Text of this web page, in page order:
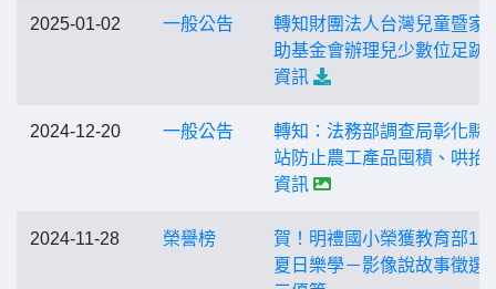
2025-01-02 一般公告
轉知財團法人台灣兒童暨家
助基金會辦理兒少數位足跡
資訊
2024-12-20 一般公告
轉知：法務部調查局彰化縣
站防止農工產品囤積、哄抬
資訊
2024-11-28 榮譽榜
賀！明禮國小榮獲教育部
夏日樂學－影像說故事徵選